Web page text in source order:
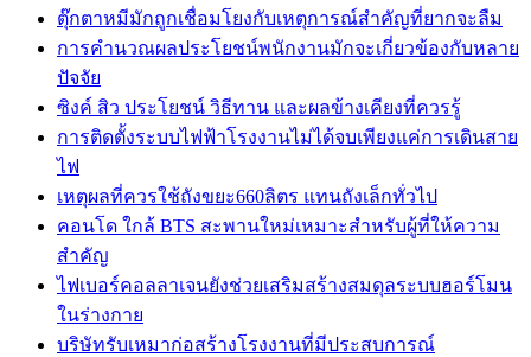
ตุ๊กตาหมีมักถูกเชื่อมโยงกับเหตุการณ์สำคัญที่ยากจะลืม
การคำนวณผลประโยชน์พนักงานมักจะเกี่ยวข้องกับหลาย
ปัจจัย
ซิงค์ สิว ประโยชน์ วิธีทาน และผลข้างเคียงที่ควรรู้
การติดตั้งระบบไฟฟ้าโรงงานไม่ได้จบเพียงแค่การเดินสาย
ไฟ
เหตุผลที่ควรใช้ถังขยะ660ลิตร แทนถังเล็กทั่วไป
คอนโด ใกล้ BTS สะพานใหม่เหมาะสำหรับผู้ที่ให้ความ
สำคัญ
ไฟเบอร์คอลลาเจนยังช่วยเสริมสร้างสมดุลระบบฮอร์โมน
ในร่างกาย
บริษัทรับเหมาก่อสร้างโรงงานที่มีประสบการณ์